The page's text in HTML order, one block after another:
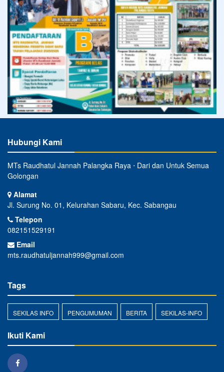
Hubungi Kami
MTs Raudhatul Jannah Palangka Raya ⋅ Dari dan Untuk Semua
Golongan
Alamat
Jl. Surung No. 01, Kelurahan Sabaru, Kec. Sabangau
Telepon
082151529191
Email
mts.raudhatuljannah999@gmail.com
Tags
SEKILAS INFO PENGUMUMAN BERITA SEKILAS-INFO
Ikuti Kami